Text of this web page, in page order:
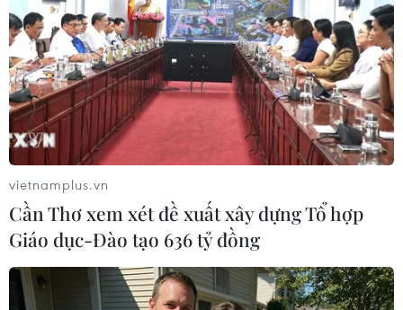
lửa rơi sát Đại Sứ quán Mỹ
08/01/2020 22:49
Các nguồn tin cảnh sát Iraq khẳng định 1 quả tên lửa
đã rơi cách Đại sứ quán Mỹ khoảng 100m trong vụ tấn
công tên lửa Katyusha vào Vùng Xanh, tối 8/1.
vietnamplus.vn
Cần Thơ xem xét đề xuất xây dựng Tổ hợp
Giáo dục-Đào tạo 636 tỷ đồng